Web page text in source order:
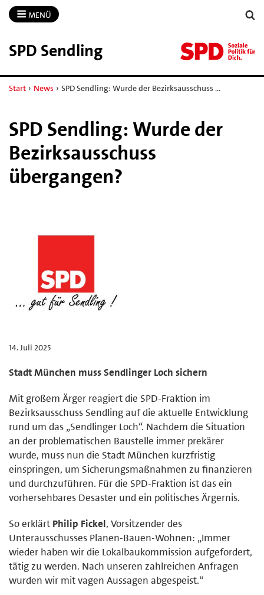
MENÜ
SPD Sendling
Start › News › SPD Sendling: Wurde der Bezirksausschuss …
SPD Sendling: Wurde der
Bezirksausschuss
übergangen?
14. Juli 2025
Stadt München muss Sendlinger Loch sichern
Mit großem Ärger reagiert die SPD-Fraktion im
Bezirksausschuss Sendling auf die aktuelle Entwicklung
rund um das „Sendlinger Loch“. Nachdem die Situation
an der problematischen Baustelle immer prekärer
wurde, muss nun die Stadt München kurzfristig
einspringen, um Sicherungsmaßnahmen zu finanzieren
und durchzuführen. Für die SPD-Fraktion ist das ein
vorhersehbares Desaster und ein politisches Ärgernis.
So erklärt Philip Fickel, Vorsitzender des
Unterausschusses Planen-Bauen-Wohnen: „Immer
wieder haben wir die Lokalbaukommission aufgefordert,
tätig zu werden. Nach unseren zahlreichen Anfragen
wurden wir mit vagen Aussagen abgespeist.“